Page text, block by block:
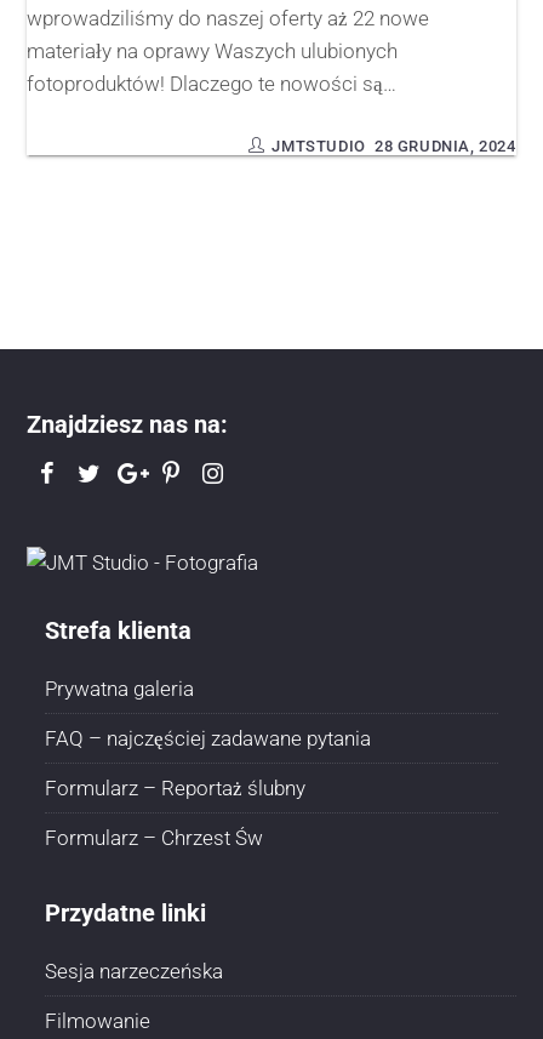
wprowadziliśmy do naszej oferty aż 22 nowe
materiały na oprawy Waszych ulubionych
fotoproduktów! Dlaczego te nowości są…
28 GRUDNIA, 2024
JMTSTUDIO
Znajdziesz nas na:
Strefa klienta
Prywatna galeria
FAQ – najczęściej zadawane pytania
Formularz – Reportaż ślubny
Formularz – Chrzest Św
Przydatne linki
Sesja narzeczeńska
Filmowanie